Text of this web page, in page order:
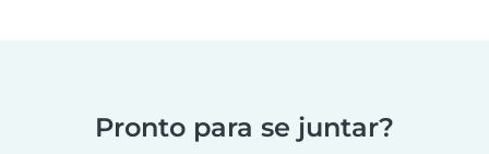
Pronto para se juntar?